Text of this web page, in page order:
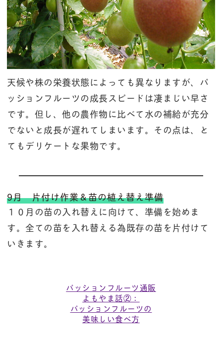
天候や株の栄養状態によっても異なりますが、パ
ッションフルーツの成長スピードは凄まじい早さ
です。但し、他の農作物に比べて水の補給が充分
でないと成長が遅れてしまいます。その点は、と
てもデリケートな果物です。
9月 片付け作業＆苗の植え替え準備
１０月の苗の入れ替えに向けて、準備を始めま
す。全ての苗を入れ替える為既存の苗を片付けて
いきます。
パッションフルーツ通販
よもやま話②：
パッションフルーツの
美味しい食べ方